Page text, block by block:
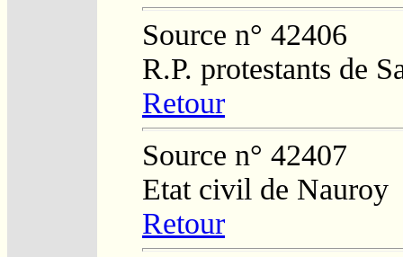
Source n° 42406
R.P. protestants de
Retour
Source n° 42407
Etat civil de Nauroy
Retour